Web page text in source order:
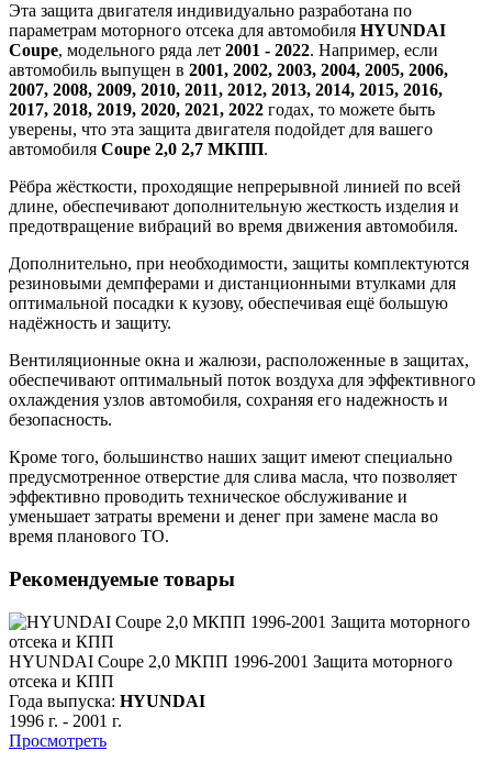
Эта защита двигателя индивидуально разработана по
параметрам моторного отсека для автомобиля HYUNDAI
Coupe, модельного ряда лет 2001 - 2022. Например, если
автомобиль выпущен в 2001, 2002, 2003, 2004, 2005, 2006,
2007, 2008, 2009, 2010, 2011, 2012, 2013, 2014, 2015, 2016,
2017, 2018, 2019, 2020, 2021, 2022 годах, то можете быть
уверены, что эта защита двигателя подойдет для вашего
автомобиля Coupe 2,0 2,7 МКПП.
Рёбра жёсткости, проходящие непрерывной линией по всей
длине, обеспечивают дополнительную жесткость изделия и
предотвращение вибраций во время движения автомобиля.
Дополнительно, при необходимости, защиты комплектуются
резиновыми демпферами и дистанционными втулками для
оптимальной посадки к кузову, обеспечивая ещё большую
надёжность и защиту.
Вентиляционные окна и жалюзи, расположенные в защитах,
обеспечивают оптимальный поток воздуха для эффективного
охлаждения узлов автомобиля, сохраняя его надежность и
безопасность.
Кроме того, большинство наших защит имеют специально
предусмотренное отверстие для слива масла, что позволяет
эффективно проводить техническое обслуживание и
уменьшает затраты времени и денег при замене масла во
время планового ТО.
Рекомендуемые товары
HYUNDAI Coupe 2,0 МКПП 1996-2001 Защита моторного
отсека и КПП
Года выпуска: HYUNDAI
1996 г. - 2001 г.
Просмотреть